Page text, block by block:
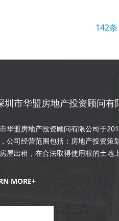
142条
圳市华盟房地产投资顾问有
华盟房地产投资顾问有限公司于
公司经营范围包括：房地产投资策
屋出租，在合法取得使用权的土地
等。
MORE+